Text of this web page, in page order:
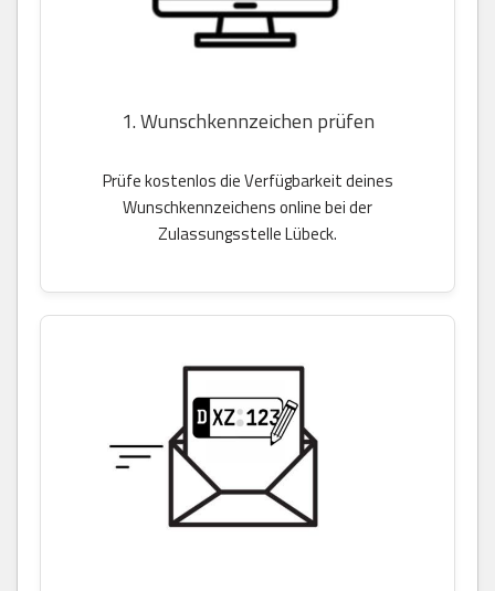
1. Wunschkennzeichen prüfen
Prüfe kostenlos die Verfügbarkeit deines
Wunschkennzeichens online bei der
Zulassungsstelle Lübeck.